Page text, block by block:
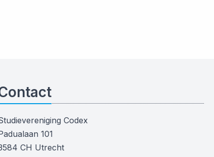
Codex
101
CH Utrecht